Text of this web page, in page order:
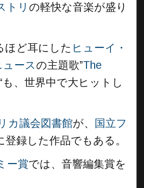
トリ の軽快な音楽が盛り
ほど耳にした ヒューイ・
ースの主題歌”The
“も、世界中で大ヒットし
カ議会図書館が、
国立フ
登録した作品でもある。
ー賞では、音響編集賞を